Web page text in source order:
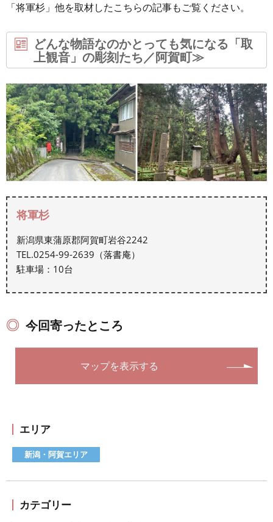
「将軍杉」他を取材したこちらの記事もご覧ください。
どんな物語なのかとっても気になる「取
上観音」の彫刻たち／阿賀町≫
将軍杉
新潟県東蒲原郡阿賀町岩谷2242
TEL.0254-99-2639（落書庵）
駐車場：10台
今回寄ったところ
マップを表示する
エリア
新潟・阿賀エリア
カテゴリー